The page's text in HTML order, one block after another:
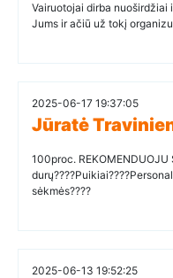
Vairuotojai dirba
Jums ir ačiū už tokį
2025-06-17 19:37:05
Jūratė
100proc.
sėkmės????
2025-06-13 19:52:25